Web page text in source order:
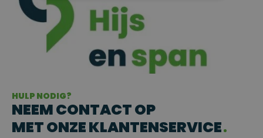
HULP NODIG?
NEEM CONTACT OP
MET ONZE KLANTENSERVICE